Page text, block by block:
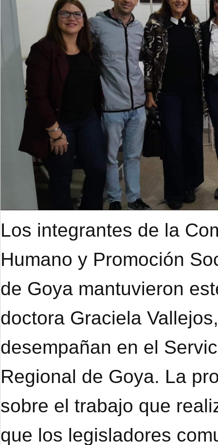
Los integrantes de la
Humano y Promoción
de Goya mantuvieron
doctora Graciela
desempañan en el
Regional de Goya. La
sobre el trabajo que
que los legisladores